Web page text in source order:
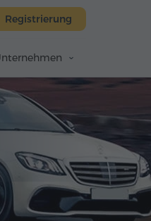
Registrierung